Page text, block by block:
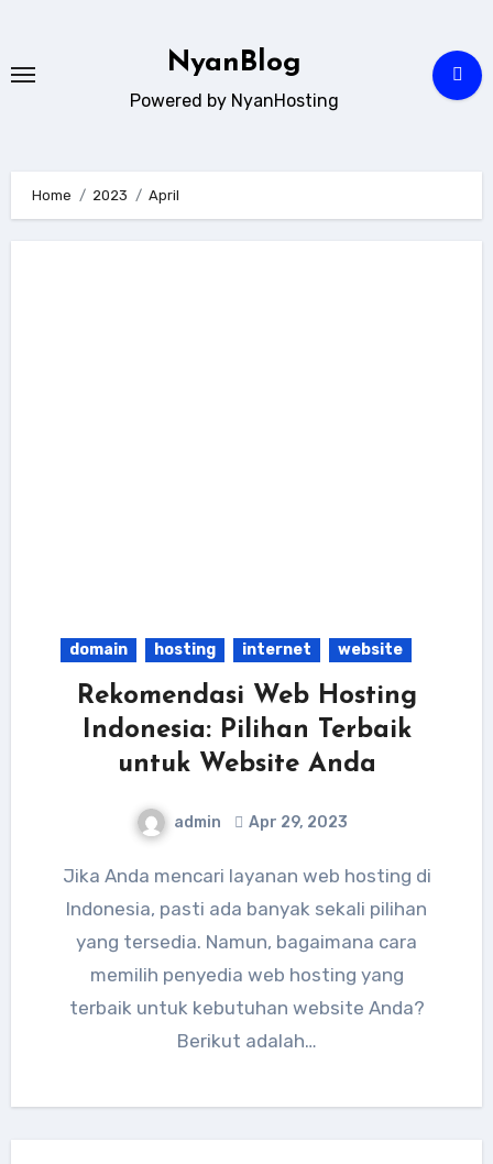
content
NyanBlog
Powered by NyanHosting
Home 2023 April
domain hosting internet website
Rekomendasi Web Hosting
Indonesia: Pilihan Terbaik
untuk Website Anda
admin Apr 29, 2023
Jika Anda mencari layanan web hosting di
Indonesia, pasti ada banyak sekali pilihan
yang tersedia. Namun, bagaimana cara
memilih penyedia web hosting yang
terbaik untuk kebutuhan website Anda?
Berikut adalah…